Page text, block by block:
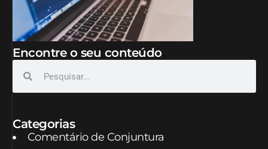
Encontre o seu conteúdo
Categorias
Comentário de Conjuntura